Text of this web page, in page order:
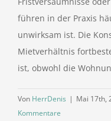
führen in der Praxis
unwirksam ist. Die
Mietverhältnis
ist, obwohl die
Von HerrDenis | Mai 17th,
Kommentare